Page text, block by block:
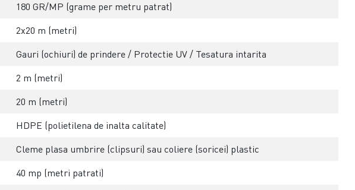
180 GR/MP (grame per metru patrat)
2x20 m (metri)
Gauri (ochiuri) de prindere / Protectie UV / Tesatura intarita
2 m (metri)
20 m (metri)
HDPE (polietilena de inalta calitate)
Cleme plasa umbrire (clipsuri) sau coliere (soricei) plastic
40 mp (metri patrati)